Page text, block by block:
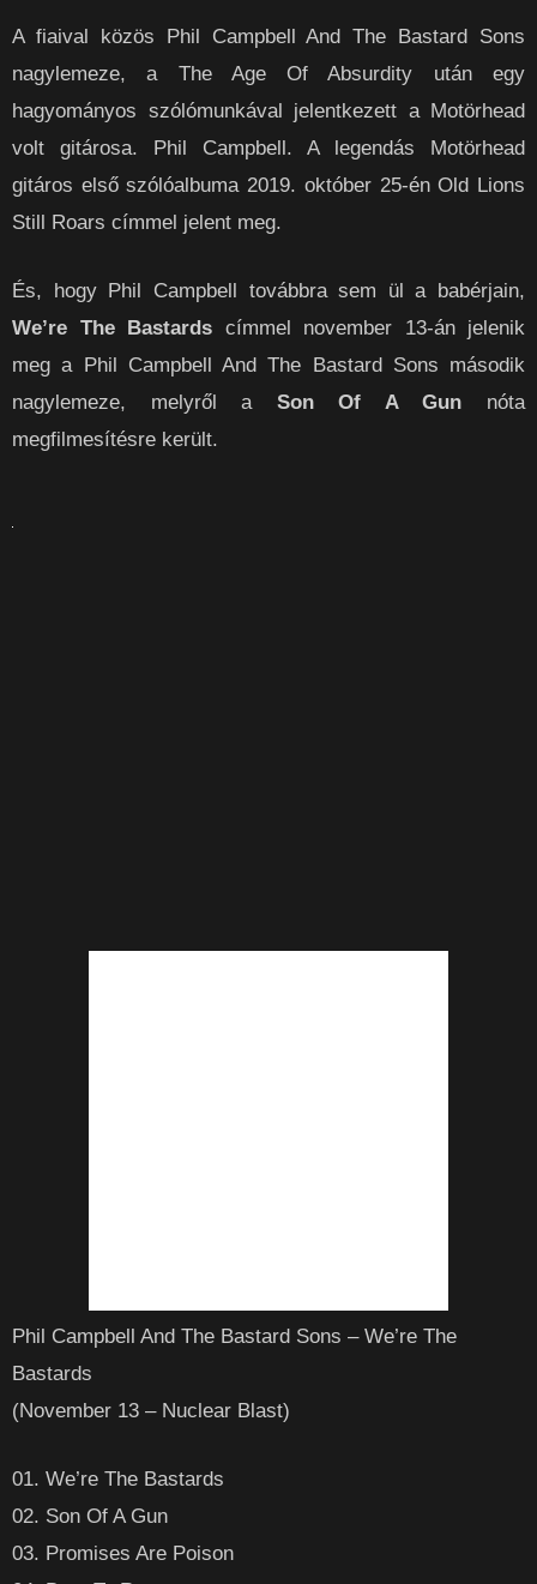
A fiaival közös Phil Campbell And The Bastard Sons
nagylemeze, a The Age Of Absurdity után egy
hagyományos szólómunkával jelentkezett a Motörhead
volt gitárosa. Phil Campbell. A legendás Motörhead
gitáros első szólóalbuma 2019. október 25-én Old Lions
Still Roars címmel jelent meg.
És, hogy Phil Campbell továbbra sem ül a babérjain,
We’re The Bastards címmel november 13-án jelenik
meg a Phil Campbell And The Bastard Sons második
nagylemeze, melyről a Son Of A Gun nóta
megfilmesítésre került.
Phil Campbell And The Bastard Sons – We’re The
Bastards
(November 13 – Nuclear Blast)
01. We’re The Bastards
02. Son Of A Gun
03. Promises Are Poison